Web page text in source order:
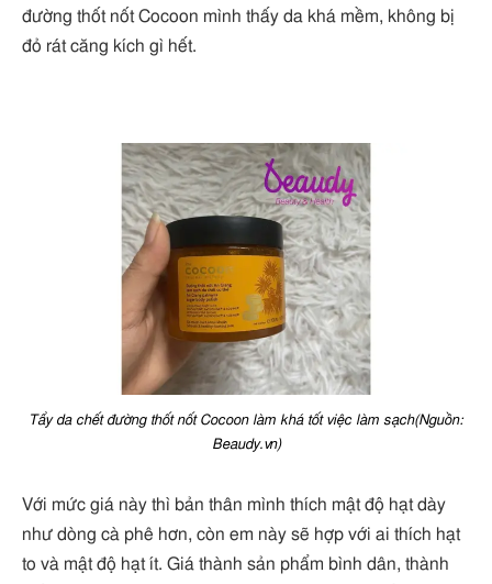
đường thốt nốt Cocoon mình thấy da khá mềm, không bị
đỏ rát căng kích gì hết.
Tẩy da chết đường thốt nốt Cocoon làm khá tốt việc làm sạch(Nguồn:
Beaudy.vn)
Với mức giá này thì bản thân mình thích mật độ hạt dày
như dòng cà phê hơn, còn em này sẽ hợp với ai thích hạt
to và mật độ hạt ít. Giá thành sản phẩm bình dân, thành